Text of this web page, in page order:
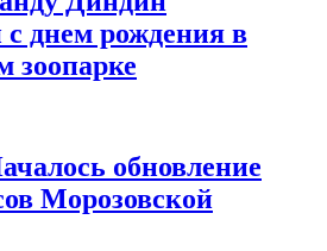
с днем рождения в
зоопарке
обновление
Морозовской